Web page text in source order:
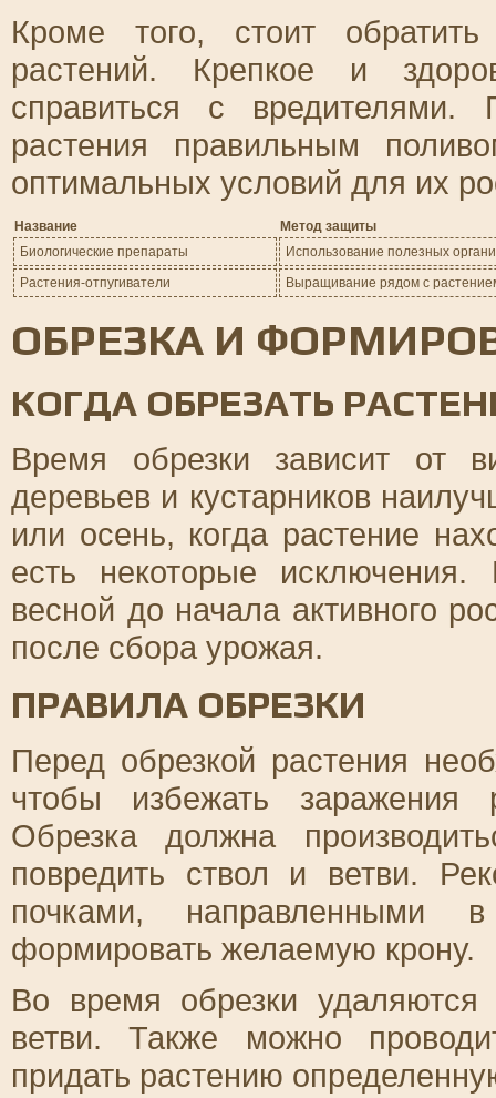
Кроме того, стоит
растений. Крепкое и
справиться с вредителями.
растения правильным
оптимальных условий для их
Название
Метод защиты
Биологические препараты
Использование полезных
Растения-отпугиватели
Выращивание рядом с
ОБРЕЗКА И
КОГДА ОБРЕЗАТЬ
Время обрезки зависит от
деревьев и кустарников
или осень, когда растение
есть некоторые
весной до начала активного
после сбора урожая.
ПРАВИЛА ОБРЕЗКИ
Перед обрезкой растения
чтобы избежать
Обрезка должна
повредить ствол и ветви.
почками, направленными
формировать желаемую крону.
Во время обрезки
ветви. Также можно
придать растению